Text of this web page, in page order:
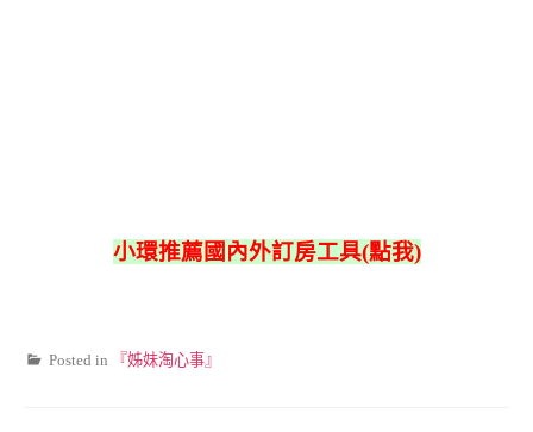
小環推薦國內外訂房工具(點我)
Posted in 『姊妹淘心事』